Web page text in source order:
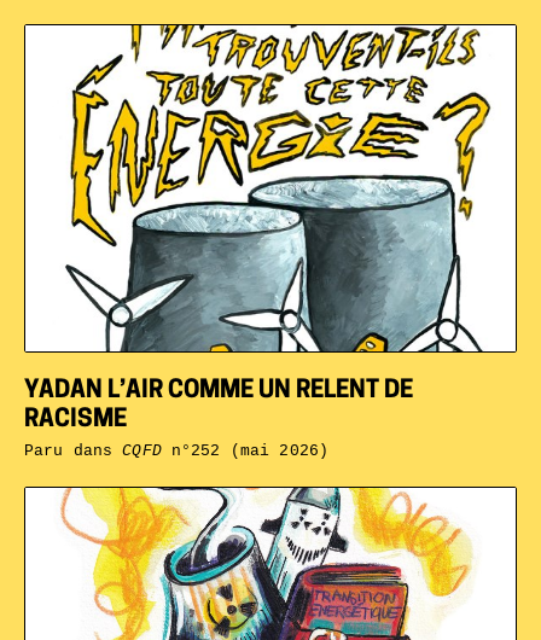
YADAN L’AIR COMME UN RELENT DE
RACISME
Paru dansCQFDn°252 (mai 2026)